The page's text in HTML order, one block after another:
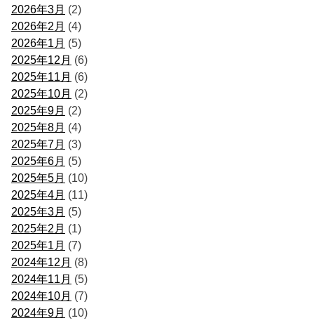
2026年3月 (2)
2026年2月 (4)
2026年1月 (5)
2025年12月 (6)
2025年11月 (6)
2025年10月 (2)
2025年9月 (2)
2025年8月 (4)
2025年7月 (3)
2025年6月 (5)
2025年5月 (10)
2025年4月 (11)
2025年3月 (5)
2025年2月 (1)
2025年1月 (7)
2024年12月 (8)
2024年11月 (5)
2024年10月 (7)
2024年9月 (10)